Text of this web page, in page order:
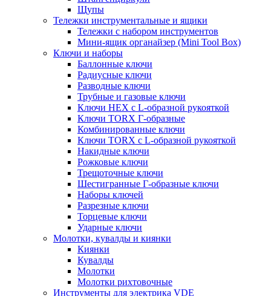
Щупы
Тележки инструментальные и ящики
Тележки с набором инструментов
Мини-ящик органайзер (Mini Tool Box)
Ключи и наборы
Баллонные ключи
Радиусные ключи
Разводные ключи
Трубные и газовые ключи
Ключи HEX с L-образной рукояткой
Ключи TORX Г-образные
Комбинированные ключи
Ключи TORX с L-образной рукояткой
Накидные ключи
Рожковые ключи
Трещоточные ключи
Шестигранные Г-образные ключи
Наборы ключей
Разрезные ключи
Торцевые ключи
Ударные ключи
Молотки, кувалды и киянки
Киянки
Кувалды
Молотки
Молотки рихтовочные
Инструменты для электрика VDE